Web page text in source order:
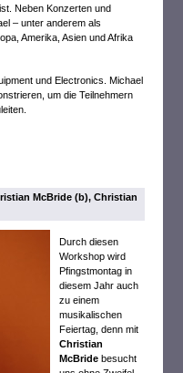
Neben Konzerten und
– unter anderem als
Amerika, Asien und Afrika
und Electronics. Michael
um die Teilnehmern
McBride (b), Christian
Durch diesen
Workshop wird
Pfingstmontag in
diesem Jahr auch
zu einem
musikalischen
Feiertag, denn mit
Christian
McBride besucht